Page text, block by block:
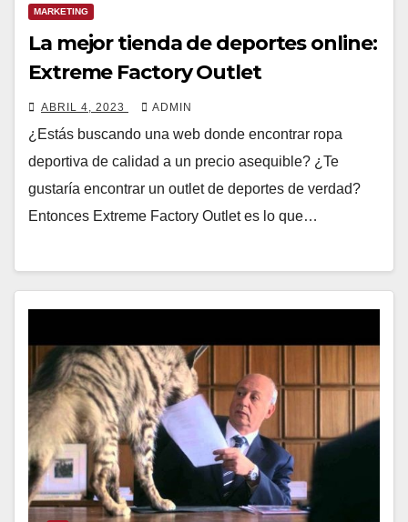
MARKETING
La mejor tienda de deportes online:
Extreme Factory Outlet
ABRIL 4, 2023 ADMIN
¿Estás buscando una web donde encontrar ropa
deportiva de calidad a un precio asequible? ¿Te
gustaría encontrar un outlet de deportes de verdad?
Entonces Extreme Factory Outlet es lo que…